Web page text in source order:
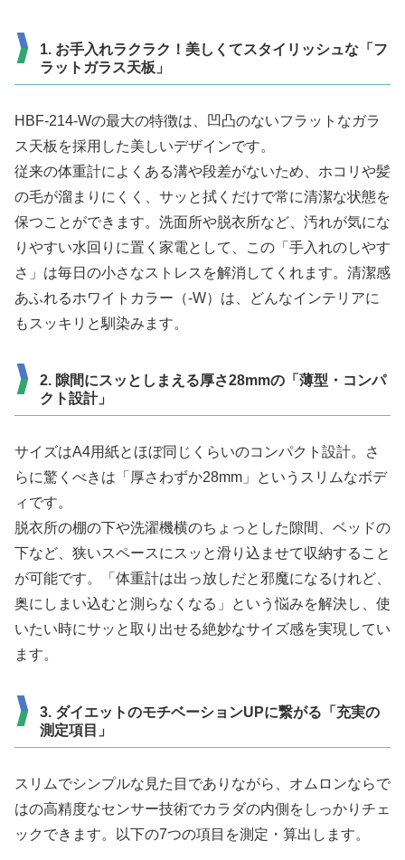
1. お手入れラクラク！美しくてスタイリッシュな「フ
ラットガラス天板」
HBF-214-Wの最大の特徴は、凹凸のないフラットなガラ
ス天板を採用した美しいデザインです。
従来の体重計によくある溝や段差がないため、ホコリや髪
の毛が溜まりにくく、サッと拭くだけで常に清潔な状態を
保つことができます。洗面所や脱衣所など、汚れが気にな
りやすい水回りに置く家電として、この「手入れのしやす
さ」は毎日の小さなストレスを解消してくれます。清潔感
あふれるホワイトカラー（-W）は、どんなインテリアに
もスッキリと馴染みます。
2. 隙間にスッとしまえる厚さ28mmの「薄型・コンパ
クト設計」
サイズはA4用紙とほぼ同じくらいのコンパクト設計。さ
らに驚くべきは「厚さわずか28mm」というスリムなボデ
ィです。
脱衣所の棚の下や洗濯機横のちょっとした隙間、ベッドの
下など、狭いスペースにスッと滑り込ませて収納すること
が可能です。「体重計は出っ放しだと邪魔になるけれど、
奥にしまい込むと測らなくなる」という悩みを解決し、使
いたい時にサッと取り出せる絶妙なサイズ感を実現してい
ます。
3. ダイエットのモチベーションUPに繋がる「充実の
測定項目」
スリムでシンプルな見た目でありながら、オムロンならで
はの高精度なセンサー技術でカラダの内側をしっかりチェ
ックできます。以下の7つの項目を測定・算出します。